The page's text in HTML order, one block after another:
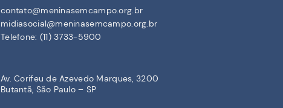
contato@meninasemcampo.org.br
midiasocial@meninasemcampo.org.br
Telefone: (11) 3733-5900
Av. Corifeu de Azevedo Marques, 3200
Butantã, São Paulo – SP